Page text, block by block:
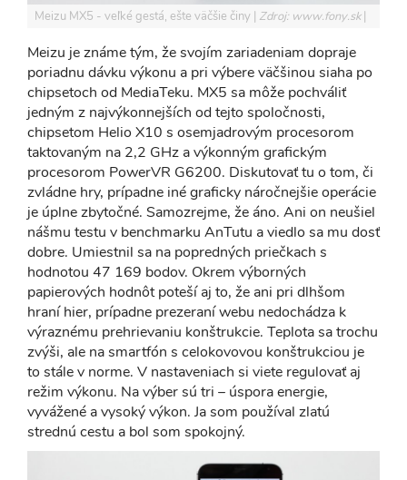
Meizu MX5 - veľké gestá, ešte väčšie činy Zdroj: www.fony.sk
Meizu je známe tým, že svojím zariadeniam dopraje
poriadnu dávku výkonu a pri výbere väčšinou siaha po
chipsetoch od MediaTeku. MX5 sa môže pochváliť
jedným z najvýkonnejších od tejto spoločnosti,
chipsetom Helio X10 s osemjadrovým procesorom
taktovaným na 2,2 GHz a výkonným grafickým
procesorom PowerVR G6200. Diskutovať tu o tom, či
zvládne hry, prípadne iné graficky náročnejšie operácie
je úplne zbytočné. Samozrejme, že áno. Ani on neušiel
nášmu testu v benchmarku AnTutu a viedlo sa mu dosť
dobre. Umiestnil sa na popredných priečkach s
hodnotou 47 169 bodov. Okrem výborných
papierových hodnôt poteší aj to, že ani pri dlhšom
hraní hier, prípadne prezeraní webu nedochádza k
výraznému prehrievaniu konštrukcie. Teplota sa trochu
zvýši, ale na smartfón s celokovovou konštrukciou je
to stále v norme. V nastaveniach si viete regulovať aj
režim výkonu. Na výber sú tri – úspora energie,
vyvážené a vysoký výkon. Ja som používal zlatú
strednú cestu a bol som spokojný.